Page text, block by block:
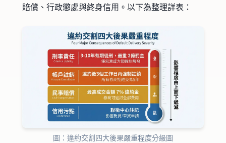
賠償、行政懲處與終身信用。以下為整理詳表：
圖：違約交割四大後果嚴重程度分級圖